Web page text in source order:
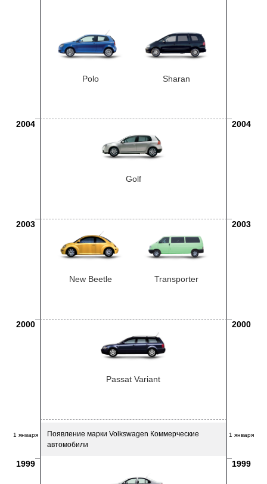
Polo Sharan
2004 2004
Golf
2003 2003
New Beetle Transporter
2000 2000
Passat Variant
1 января 1 января
Появление марки Volkswagen Коммерческие
автомобили
1999 1999